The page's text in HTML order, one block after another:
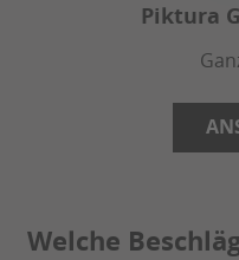
Piktura
Welche